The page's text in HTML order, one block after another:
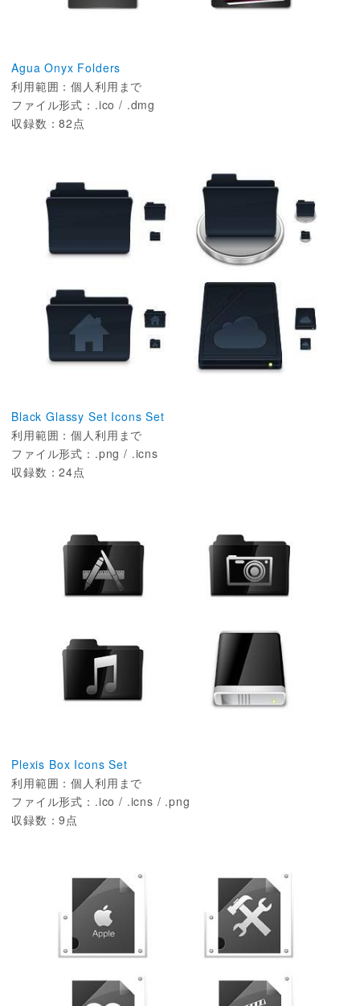
Agua Onyx Folders
利用範囲：個人利用まで
ファイル形式：.ico / .dmg
収録数：82点
Black Glassy Set Icons Set
利用範囲：個人利用まで
ファイル形式：.png / .icns
収録数：24点
Plexis Box Icons Set
利用範囲：個人利用まで
ファイル形式：.ico / .icns / .png
収録数：9点